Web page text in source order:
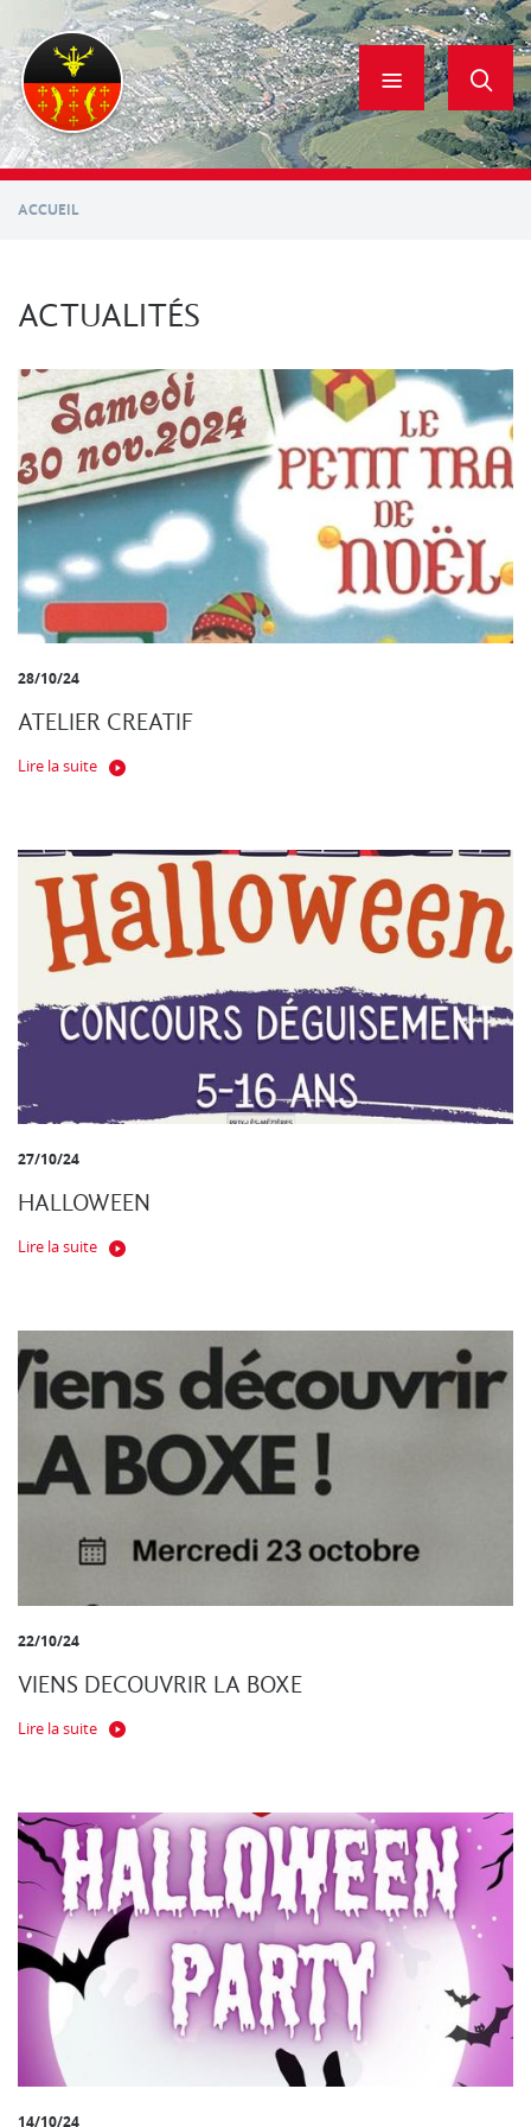
contenu
principal
ACCUEIL
ACTUALITÉS
28/10/24
ATELIER CREATIF
Lire la suite
27/10/24
HALLOWEEN
Lire la suite
22/10/24
VIENS DECOUVRIR LA BOXE
Lire la suite
14/10/24